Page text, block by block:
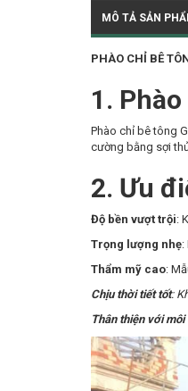
MÔ TẢ SẢN
PHÀO CHỈ BÊ
1.
Phào chỉ bê tông
cường bằng sợi
2. Ưu
Độ bền vượt trội:
Trọng lượng nhẹ:
Thẩm mỹ cao:
Chịu thời tiết tốt:
Thân thiện với